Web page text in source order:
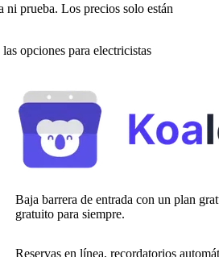
ni prueba. Los precios solo están
opciones para electricistas
Baja barrera de entrada con un plan
gratuito para siempre.
Reservas en línea, recordatorios